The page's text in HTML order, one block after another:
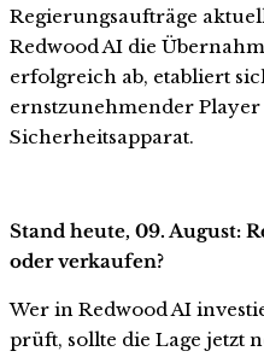
Regierungsaufträge
Redwood AI die
erfolgreich ab, etabliert
ernstzunehmender
Sicherheitsapparat.
Stand heute, 09. August:
oder verkaufen?
Wer in Redwood AI
prüft, sollte die Lage jetzt